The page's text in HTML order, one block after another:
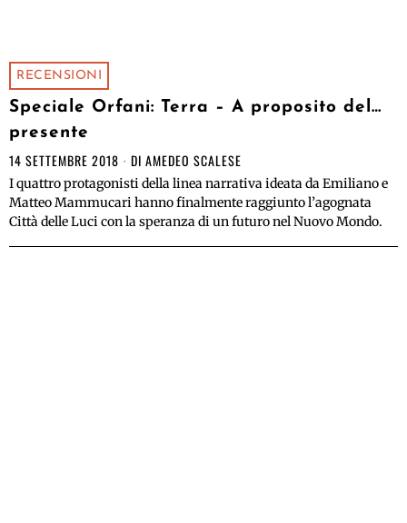
RECENSIONI
Speciale Orfani: Terra – A proposito del…
presente
14 SETTEMBRE 2018 DI AMEDEO SCALESE
I quattro protagonisti della linea narrativa ideata da Emiliano e
Matteo Mammucari hanno finalmente raggiunto l’agognata
Città delle Luci con la speranza di un futuro nel Nuovo Mondo.